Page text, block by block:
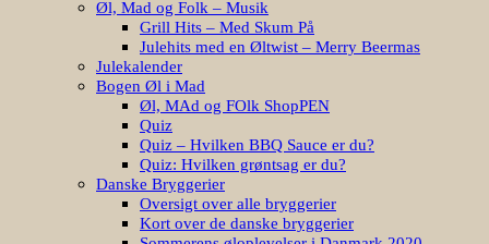
Øl, Mad og Folk – Musik
Grill Hits – Med Skum På
Julehits med en Øltwist – Merry Beermas
Julekalender
Bogen Øl i Mad
Øl, MAd og FOlk ShopPEN
Quiz
Quiz – Hvilken BBQ Sauce er du?
Quiz: Hvilken grøntsag er du?
Danske Bryggerier
Oversigt over alle bryggerier
Kort over de danske bryggerier